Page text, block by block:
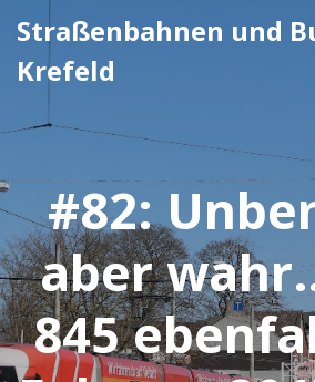
Inhalt
Straßenbahnen und
Krefeld
#82:
aber
845